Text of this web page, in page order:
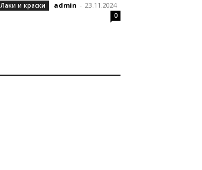
Лаки и краски admin - 23.11.2024
0